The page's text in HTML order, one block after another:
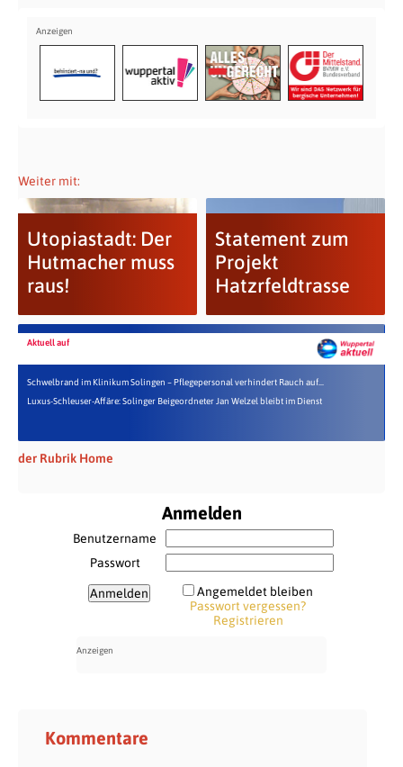
Weiter mit:
Utopiastadt: Der
Hutmacher muss
raus!
Statement zum
Projekt
Hatzrfeldtrasse
Aktuell auf
Schwelbrand im Klinikum Solingen – Pflegepersonal verhindert Rauch auf...
Luxus-Schleuser-Affäre: Solinger Beigeordneter Jan Welzel bleibt im Dienst
der Rubrik Home
Anmelden
Benutzername
Passwort
Angemeldet bleiben
Passwort vergessen?
Registrieren
Kommentare